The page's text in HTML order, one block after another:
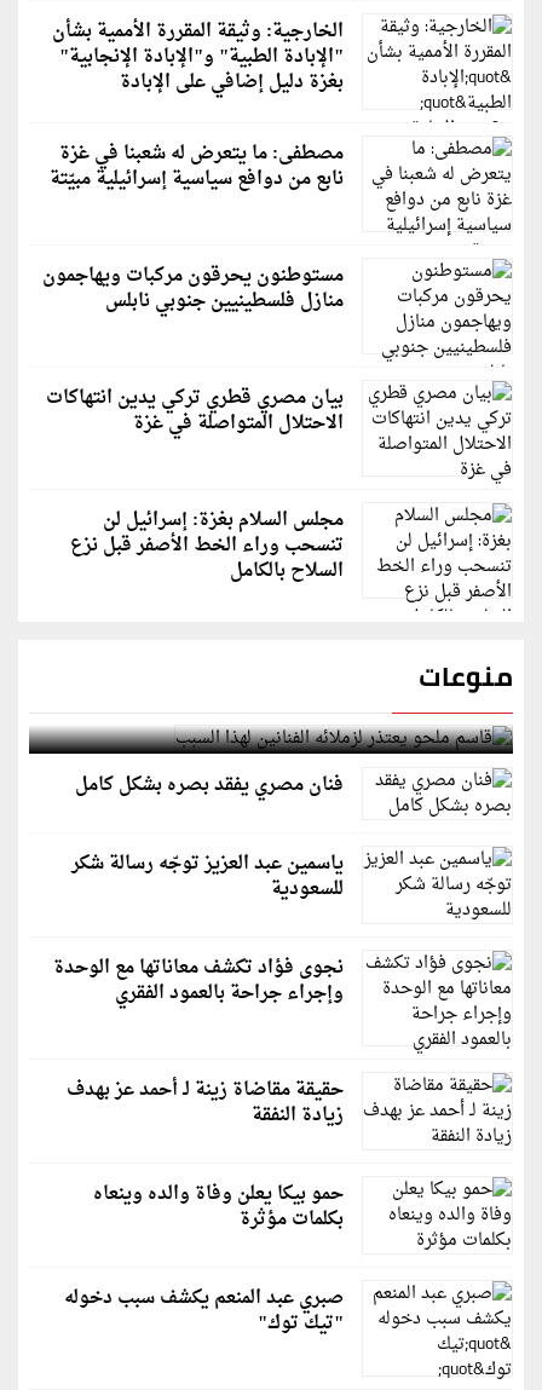
الخارجية: وثيقة المقررة الأممية بشأن
"الإبادة الطبية" و"الإبادة الإنجابية"
بغزة دليل إضافي على الإبادة
مصطفى: ما يتعرض له شعبنا في غزة
نابع من دوافع سياسية إسرائيلية مبيّتة
مستوطنون يحرقون مركبات ويهاجمون
منازل فلسطينيين جنوبي نابلس
بيان مصري قطري تركي يدين انتهاكات
الاحتلال المتواصلة في غزة
مجلس السلام بغزة: إسرائيل لن
تنسحب وراء الخط الأصفر قبل نزع
السلاح بالكامل
منوعات
قاسم ملحو يعتذر لزملائه الفنانين لهذا السبب
فنان مصري يفقد بصره بشكل كامل
ياسمين عبد العزيز توجّه رسالة شكر
للسعودية
نجوى فؤاد تكشف معاناتها مع الوحدة
وإجراء جراحة بالعمود الفقري
حقيقة مقاضاة زينة لـ أحمد عز بهدف
زيادة النفقة
حمو بيكا يعلن وفاة والده وينعاه
بكلمات مؤثرة
صبري عبد المنعم يكشف سبب دخوله
"تيك توك"